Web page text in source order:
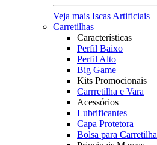
Veja mais Iscas Artificiais
Carretilhas
Características
Perfil Baixo
Perfil Alto
Big Game
Kits Promocionais
Carrretilha e Vara
Acessórios
Lubrificantes
Capa Protetora
Bolsa para Carretilha